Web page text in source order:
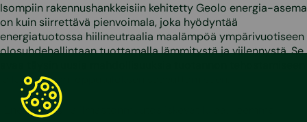
Isompiin rakennushankkeisiin kehitetty Geolo energia-asema
on kuin siirrettävä pienvoimala, joka hyödyntää
energiatuotossa hiilineutraalia maalämpöä ympärivuotiseen
olosuhdehallintaan tuottamalla lämmitystä ja viilennystä. Se
ja laadukkaan lopputuloksen saavuttamiseen.
”Energiakriisi ja ilmastonmuutos iskevät lujaa. Teemme